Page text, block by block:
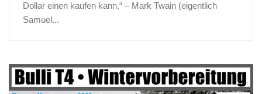
Dollar einen kaufen kann.“ – Mark Twain (eigentlich
Samuel...